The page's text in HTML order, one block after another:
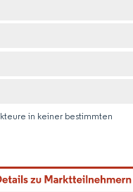
in keiner bestimmten